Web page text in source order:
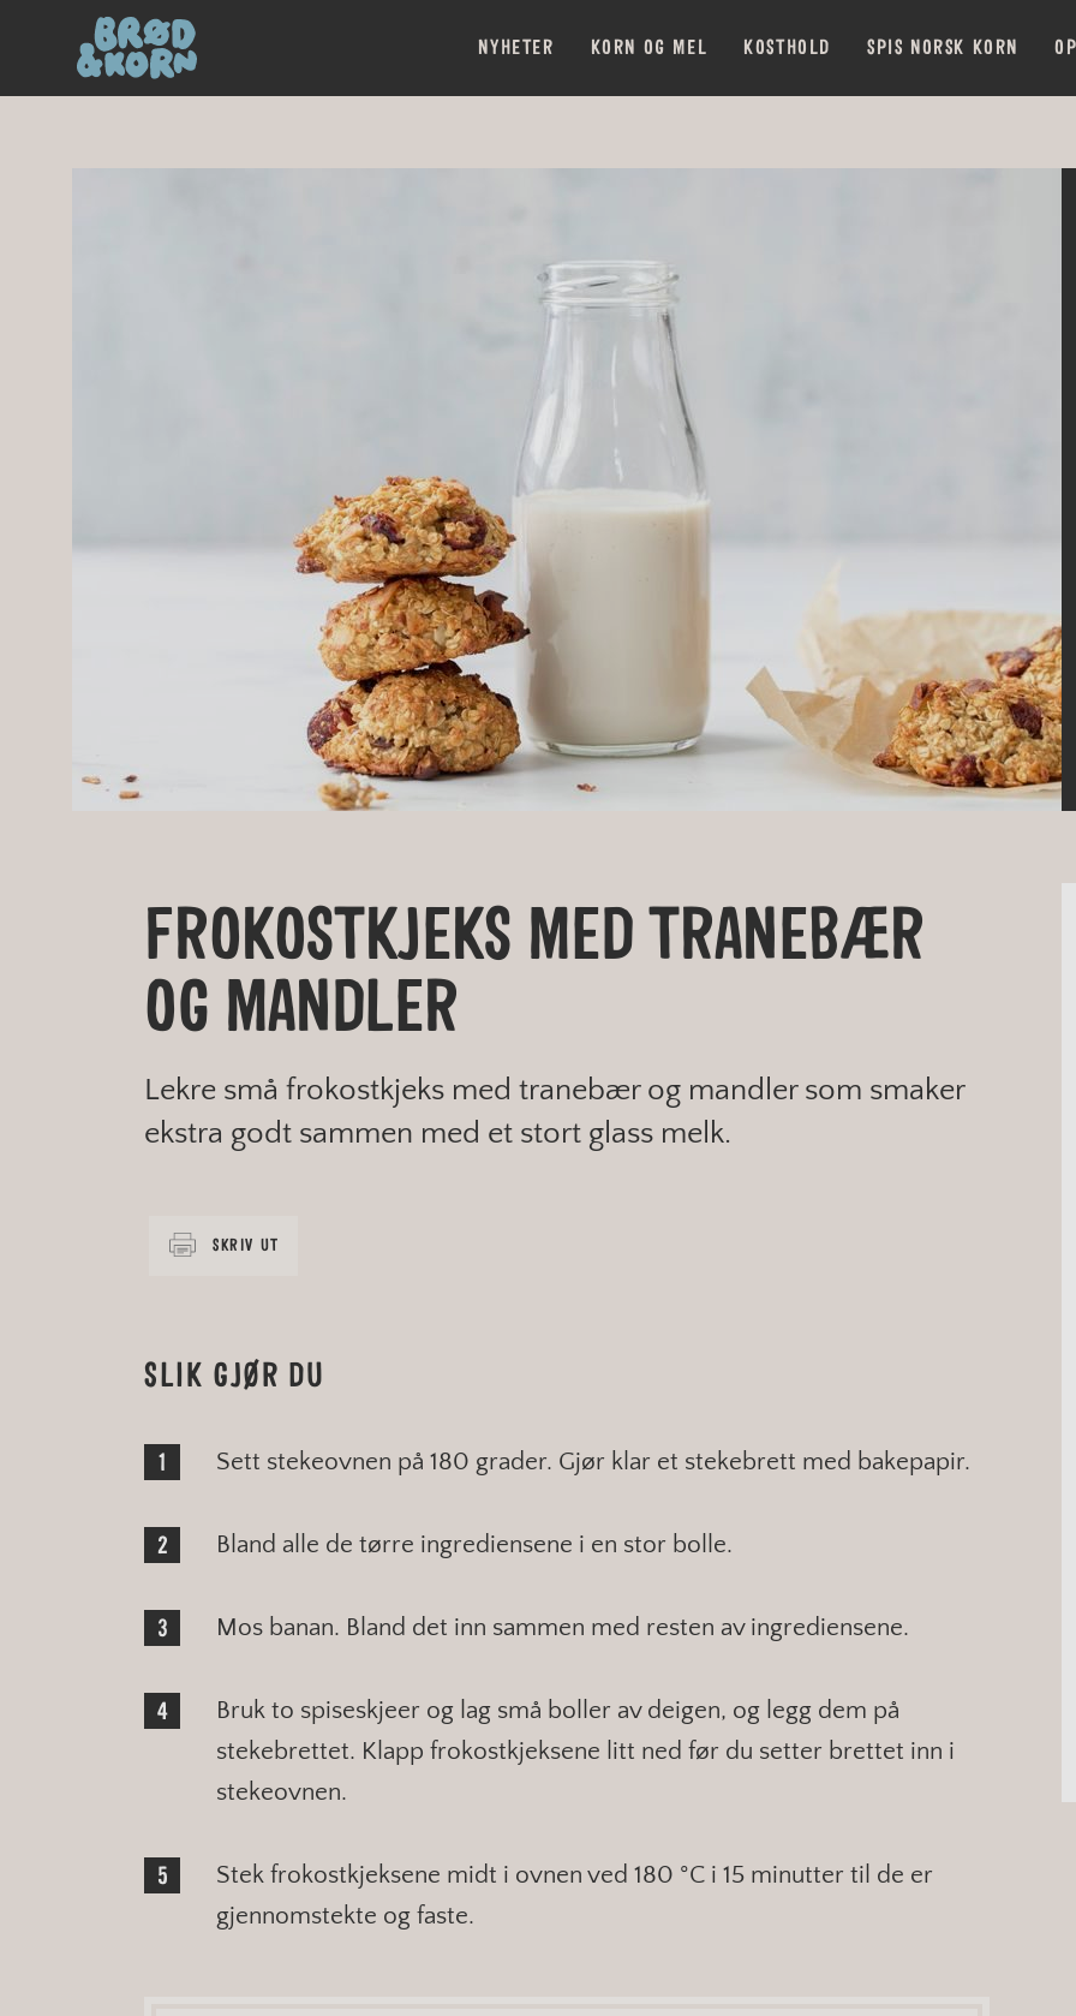
NYHETER KORN OG MEL KOSTHOLD SPIS NORSK KORN
FROKOSTKJEKS MED TRANEBÆR
OG MANDLER
Lekre små frokostkjeks med tranebær og mandler som smaker
ekstra godt sammen med et stort glass melk.
SKRIV UT
SLIK GJØR DU
Sett stekeovnen på 180 grader. Gjør klar et stekebrett med bakepapir.
Bland alle de tørre ingrediensene i en stor bolle.
Mos banan. Bland det inn sammen med resten av ingrediensene.
Bruk to spiseskjeer og lag små boller av deigen, og legg dem på
stekebrettet. Klapp frokostkjeksene litt ned før du setter brettet inn i
stekeovnen.
Stek frokostkjeksene midt i ovnen ved 180 °C i 15 minutter til de er
gjennomstekte og faste.